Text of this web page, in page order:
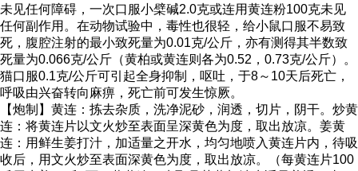
未见任何障碍，一次口服小檗碱2.0克或连用黄连粉100克未见
任何副作用。在动物试验中，毒性也很轻，给小鼠口服不易致
死，腹腔注射的最小致死量为0.01克/公斤，亦有测得其半数致
死量为0.066克/公斤（黄柏或黄连则各为0.52，0.73克/公斤）。
猫口服0.1克/公斤可引起全身抑制，呕吐，于8～10天后死亡，
呼吸由兴奋转向麻痹，死亡前可发生惊厥。
【炮制】黄连：拣去杂质，洗净泥砂，润透，切片，阴干。炒黄
连：将黄连片以文火炒至表面呈深黄色为度，取出放凉。姜黄
连：用鲜生姜打汁，加适量之开水，均匀地喷入黄连片内，待吸
收后，用文火炒至表面深黄色为度，取出放凉。（每黄连片100